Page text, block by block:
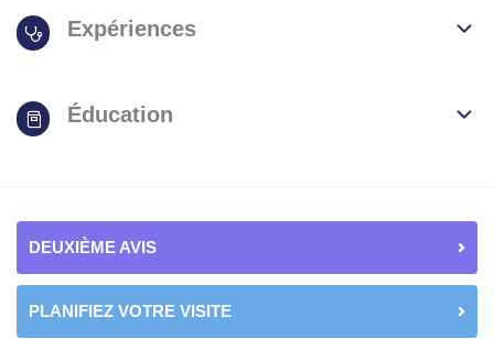
Expériences
Éducation
DEUXIÈME AVIS
PLANIFIEZ VOTRE VISITE